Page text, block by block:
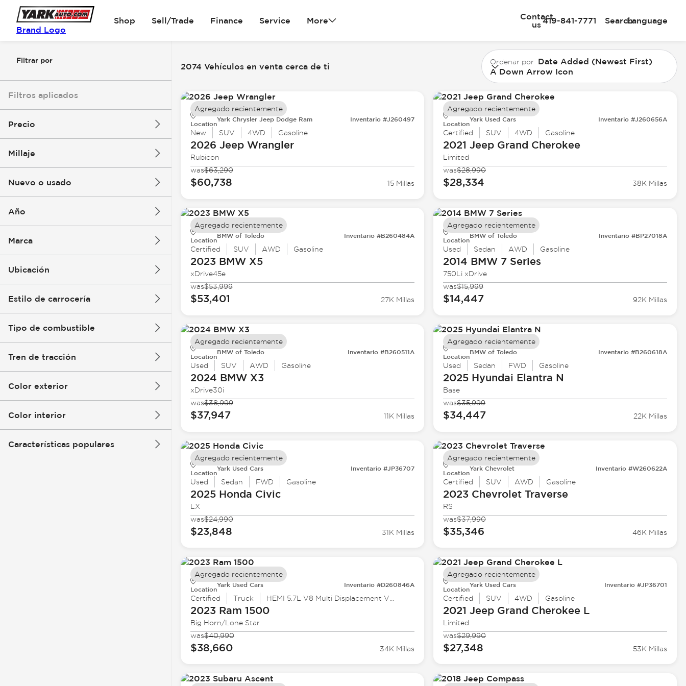
Brand Logo
Shop Sell/Trade Finance Service More
Contact
us419-841-7771 SearchLanguage
Filtrar por
Filtros aplicados
Precio
Millaje
Nuevo o usado
Año
Marca
Ubicación
Estilo de carrocería
Tipo de combustible
Tren de tracción
Color exterior
Color interior
Características populares
2074 Vehículos en venta cerca de ti Ordenar por Date Added (Newest First)
A Down Arrow Icon
Location
Yark Chrysler Jeep Dodge Ram Inventario #J260497
New SUV 4WD Gasoline
2026 JeepWrangler
Rubicon
was$63,290
$60,738 15 Millas
Agregado recientemente
Location
Yark Used Cars Inventario #J260656A
Certified SUV 4WD Gasoline
2021 JeepGrand Cherokee
Limited
was$28,990
$28,334 38K Millas
Agregado recientemente
Location
BMW of Toledo Inventario #B260484A
Certified SUV AWD Gasoline
2023 BMWX5
xDrive45e
was$53,999
$53,401 27K Millas
Agregado recientemente
Location
BMW of Toledo Inventario #BP27018A
Used Sedan AWD Gasoline
2014 BMW7 Series
750Li xDrive
was$15,999
$14,447 92K Millas
Agregado recientemente
Location
BMW of Toledo Inventario #B260511A
Used SUV AWD Gasoline
2024 BMWX3
xDrive30i
was$38,999
$37,947 11K Millas
Agregado recientemente
Location
BMW of Toledo Inventario #B260618A
Used Sedan FWD Gasoline
2025 Hyundai Elantra N
Base
was$35,999
$34,447 22K Millas
Agregado recientemente
Location
Yark Used Cars Inventario #JP36707
Used Sedan FWD Gasoline
2025 Honda Civic
LX
was$24,990
$23,848 31K Millas
Agregado recientemente
Location
Yark Chevrolet Inventario #W260622A
Certified SUV AWD Gasoline
2023 ChevroletTraverse
RS
was$37,990
$35,346 46K Millas
Agregado recientemente
Location
Yark Used Cars Inventario #D260846A
Certified Truck HEMI 5.7L V8 Multi Displacement VVT eTorque
2023 Ram 1500
Big Horn/Lone Star
was$40,990
$38,660 34K Millas
Agregado recientemente
Location
Yark Used Cars Inventario #JP36701
Certified SUV 4WD Gasoline
2021 JeepGrand Cherokee L
Limited
was$29,990
$27,348 53K Millas
Agregado recientemente